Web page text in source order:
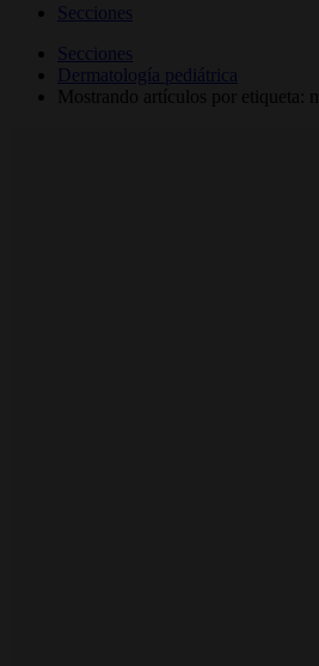
Secciones
Secciones
Dermatología pediátrica
Mostrando artículos por etiqueta: